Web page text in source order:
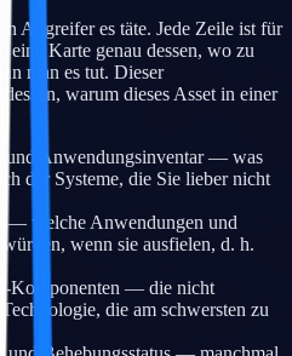
Angreifer es täte. Jede Zeile ist für
eine Karte genau dessen, wo zu
man es tut. Dieser
warum dieses Asset in einer
und Anwendungsinventar — was
der Systeme, die Sie lieber nicht
— welche Anwendungen und
wenn sie ausfielen, d. h.
Komponenten — die nicht
die am schwersten zu